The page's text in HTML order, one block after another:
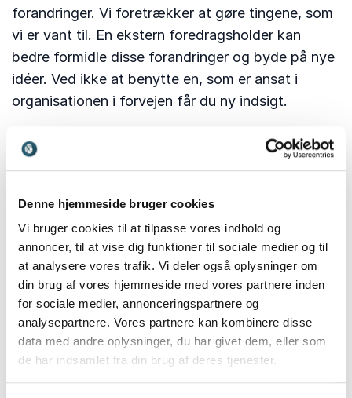
Denne hjemmeside bruger cookies
Vi bruger cookies til at tilpasse vores indhold og
annoncer, til at vise dig funktioner til sociale medier og til
at analysere vores trafik. Vi deler også oplysninger om
din brug af vores hjemmeside med vores partnere inden
for sociale medier, annonceringspartnere og
analysepartnere. Vores partnere kan kombinere disse
data med andre oplysninger, du har givet dem, eller som
de har indsamlet fra din brug af deres tjenester.
forandringer. Vi foretrækker at gøre tingene, som
vi er vant til. En ekstern foredragsholder kan
bedre formidle disse forandringer og byde på nye
idéer. Ved ikke at benytte en, som er ansat i
organisationen i forvejen får du ny indsigt.
Ekspertviden
Vi er ikke eksperter på alle områder; derfor giver
det god mening at anvende eksterne
foredragsholdere som er eksperter indenfor hver
deres felt. Ved at bruge en ekstern
foredragsholder, coach eller konsulent kan du
hjælpe dine ansatte på rette vej og tilbyde netop
den ekspertviden, som du søger til dine kollegaer.
Arbejder I måske med et bestemt tema i en